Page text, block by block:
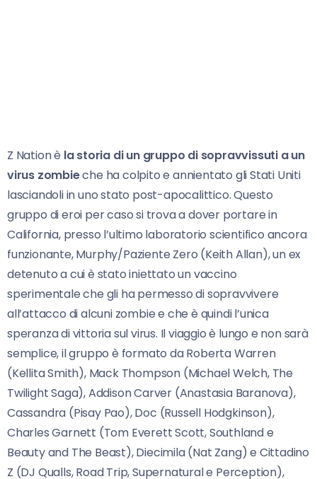
Z Nation è la storia di un gruppo di sopravvissuti a un
virus zombieche ha colpito e annientato gli Stati Uniti
lasciandoli in uno stato post-apocalittico. Questo
gruppo di eroi per caso si trova a dover portare in
California, presso l’ultimo laboratorio scientifico ancora
funzionante, Murphy/Paziente Zero (Keith Allan), un ex
detenuto a cui è stato iniettato un vaccino
sperimentale che gli ha permesso di sopravvivere
all’attacco di alcuni zombie e che è quindi l’unica
speranza di vittoria sul virus. Il viaggio è lungo e non sarà
semplice, il gruppo è formato da Roberta Warren
(Kellita Smith), Mack Thompson (Michael Welch, The
Twilight Saga), Addison Carver (Anastasia Baranova),
Cassandra (Pisay Pao), Doc (Russell Hodgkinson),
Charles Garnett (Tom Everett Scott, Southland e
Beauty and The Beast), Diecimila (Nat Zang) e Cittadino
Z (DJ Qualls, Road Trip, Supernatural e Perception),